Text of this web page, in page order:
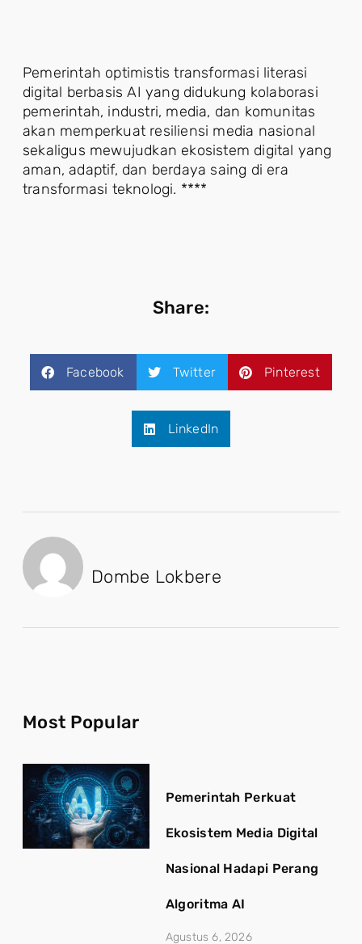
Pemerintah optimistis transformasi literasi
digital berbasis AI yang didukung kolaborasi
pemerintah, industri, media, dan komunitas
akan memperkuat resiliensi media nasional
sekaligus mewujudkan ekosistem digital yang
aman, adaptif, dan berdaya saing di era
transformasi teknologi. ****
Share:
Facebook Twitter Pinterest
LinkedIn
Dombe Lokbere
Most Popular
Pemerintah Perkuat
Ekosistem Media Digital
Nasional Hadapi Perang
Algoritma AI
Agustus 6, 2026